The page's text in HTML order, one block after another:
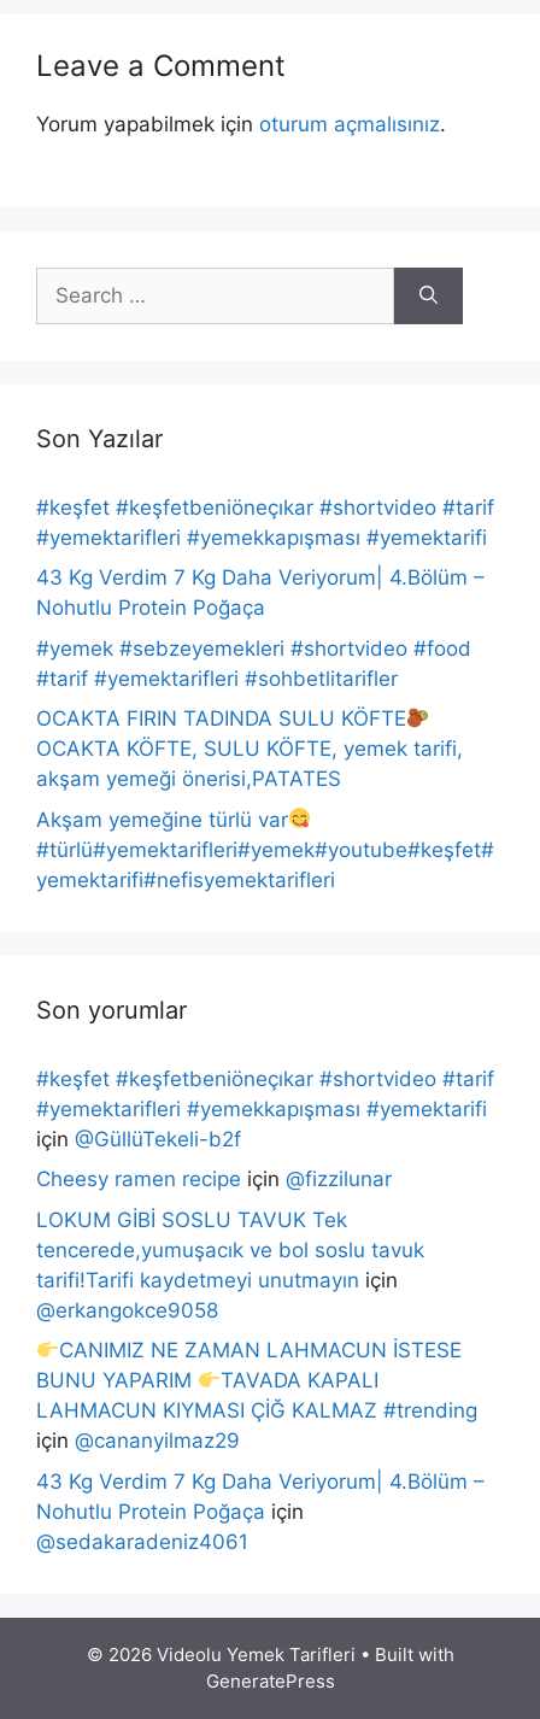
Leave a Comment
Yorum yapabilmek için oturum açmalısınız.
for:
Son Yazılar
#keşfet #keşfetbeniöneçıkar #shortvideo #tarif
#yemektarifleri #yemekkapışması #yemektarifi
43 Kg Verdim 7 Kg Daha Veriyorum| 4.Bölüm –
Nohutlu Protein Poğaça
#yemek #sebzeyemekleri #shortvideo #food
#tarif #yemektarifleri #sohbetlitarifler
OCAKTA FIRIN TADINDA SULU KÖFTE
OCAKTA KÖFTE, SULU KÖFTE, yemek tarifi,
akşam yemeği önerisi,PATATES
Akşam yemeğine türlü var
#türlü#yemektarifleri#yemek#youtube#keşfet#
yemektarifi#nefisyemektarifleri
Son yorumlar
#keşfet #keşfetbeniöneçıkar #shortvideo #tarif
#yemektarifleri #yemekkapışması #yemektarifi
için @GüllüTekeli-b2f
Cheesy ramen recipe için @fizzilunar
LOKUM GİBİ SOSLU TAVUK Tek
tencerede,yumuşacık ve bol soslu tavuk
tarifi!Tarifi kaydetmeyi unutmayın için
@erkangokce9058
CANIMIZ NE ZAMAN LAHMACUN İSTESE
BUNU YAPARIM
TAVADA KAPALI
LAHMACUN KIYMASI ÇİĞ KALMAZ #trending
için @cananyilmaz29
43 Kg Verdim 7 Kg Daha Veriyorum| 4.Bölüm –
Nohutlu Protein Poğaça için
@sedakaradeniz4061
© 2026 Videolu Yemek Tarifleri • Built with
GeneratePress